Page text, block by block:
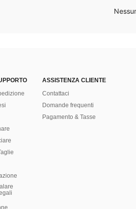
ASSISTENZA CLIENTE
Contattaci
Domande frequenti
Pagamento & Tasse